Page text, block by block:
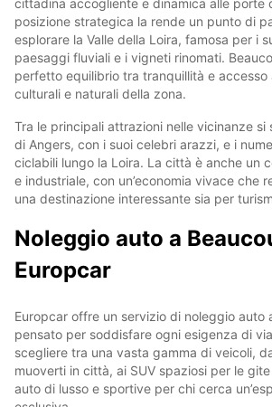
cittadina accogliente e dinamica alle porte
posizione strategica la rende un punto di
esplorare la Valle della Loira, famosa per i
paesaggi fluviali e i vigneti rinomati.
perfetto equilibrio tra tranquillità e accesso
culturali e naturali della zona.
Tra le principali attrazioni nelle vicinanze si
di Angers, con i suoi celebri arazzi, e i
ciclabili lungo la Loira. La città è anche un
e industriale, con un’economia vivace che
una destinazione interessante sia per
Noleggio auto a
Europcar
Europcar offre un servizio di noleggio auto
pensato per soddisfare ogni esigenza di
scegliere tra una vasta gamma di veicoli,
muoverti in città, ai SUV spaziosi per le
auto di lusso e sportive per chi cerca